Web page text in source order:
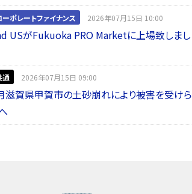
ーポレートファイナンス 2026年07月15日 10:00
USがFukuoka PRO Marketに上場致しまし
通 2026年07月15日 09:00
滋賀県甲賀市の土砂崩れにより被害を受けら